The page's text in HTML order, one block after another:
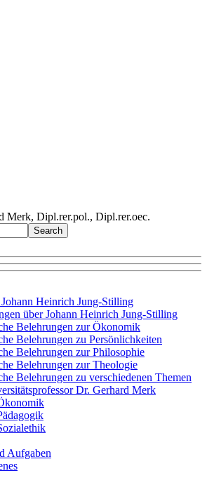
Merk, Dipl.rer.pol., Dipl.rer.oec.
Heinrich Jung-Stilling
über Johann Heinrich Jung-Stilling
Belehrungen zur Ökonomik
Belehrungen zu Persönlichkeiten
Belehrungen zur Philosophie
Belehrungen zur Theologie
Belehrungen zu verschiedenen Themen
Dr. Gerhard Merk
Aufgaben